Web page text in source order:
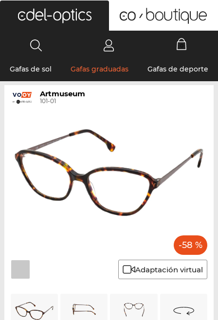
Gafas de sol Gafas graduadas Gafas de deporte
Artmuseum
101-01
-58 %
Adaptación virtual